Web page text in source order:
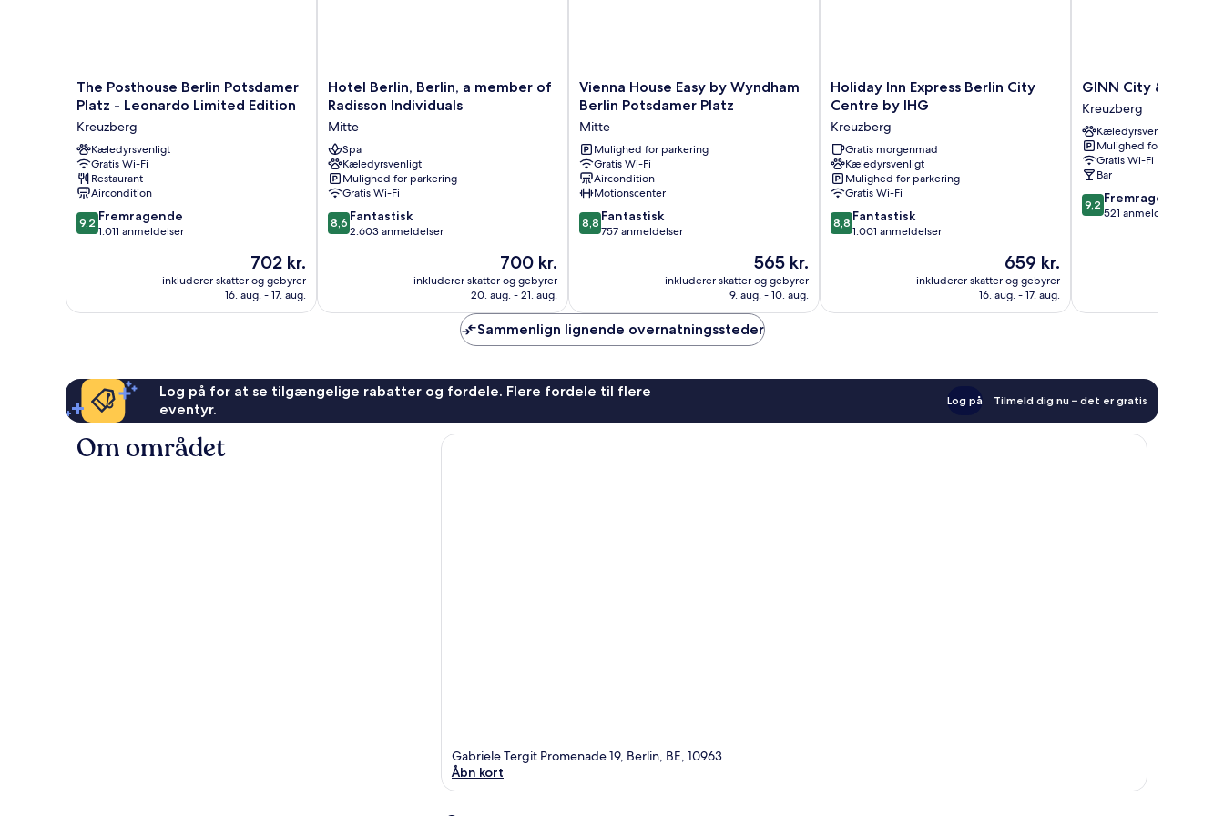
The
Posthouse
Potsdamer
Platz
-
Leonardo
Limited
Edition
Kreuzberg
The Posthouse Berlin Potsdamer
Platz - Leonardo Limited Edition
Kreuzberg
Kæledyrsvenligt
Gratis Wi-Fi
Restaurant
Aircondition
9.2
ud
anmeldelser
9,2 Fremragende
1.011 anmeldelser
Prisen
er
702 kr.
702 kr.
inkluderer skatter og gebyrer
16. aug. - 17. aug.
Hotel
Berlin,
a
member
of
Radisson
Individuals
Mitte
Hotel Berlin, Berlin, a member of
Radisson Individuals
Mitte
Spa
Kæledyrsvenligt
Mulighed for parkering
Gratis Wi-Fi
8.6
ud
anmeldelser
8,6 Fantastisk
2.603 anmeldelser
Prisen
er
700 kr.
700 kr.
inkluderer skatter og gebyrer
20. aug. - 21. aug.
Vienna
House
by
Wyndham
Berlin
Potsdamer
Platz
Mitte
Vienna House Easy by Wyndham
Berlin Potsdamer Platz
Mitte
Mulighed for parkering
Gratis Wi-Fi
Aircondition
Motionscenter
8.8
ud
anmeldelser
8,8 Fantastisk
757 anmeldelser
Prisen
er
565 kr.
565 kr.
inkluderer skatter og gebyrer
9. aug. - 10. aug.
Holiday
Inn
Berlin
City
Centre
by
IHG
Kreuzberg
Holiday Inn Express Berlin City
Centre by IHG
Kreuzberg
Gratis morgenmad
Kæledyrsvenligt
Mulighed for parkering
Gratis Wi-Fi
8.8
ud
anmeldelser
8,8 Fantastisk
1.001 anmeldelser
Prisen
er
659 kr.
659 kr.
inkluderer skatter og gebyrer
16. aug. - 17. aug.
GINN
City
&
Lounge
Yorck
Berlin
Kreuzberg
GINN City & Lounge
Kreuzberg
Kæledyrsvenligt
Mulighed for parkering
Gratis Wi-Fi
Bar
9.2
ud
9,2 Fremragende
521 anmeldelser
Sammenlign lignende overnatningssteder
Log på for at se tilgængelige rabatter og fordele. Flere fordele til flere
eventyr.
Log på Tilmeld dig nu – det er gratis
Om området
Gabriele Tergit Promenade 19, Berlin, BE, 10963
Åbn kort